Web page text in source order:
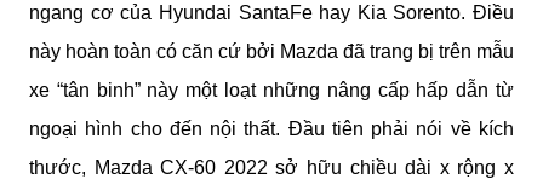
ngang cơ của Hyundai SantaFe hay Kia Sorento. Điều
này hoàn toàn có căn cứ bởi Mazda đã trang bị trên mẫu
xe “tân binh” này một loạt những nâng cấp hấp dẫn từ
ngoại hình cho đến nội thất. Đầu tiên phải nói về kích
thước, Mazda CX-60 2022 sở hữu chiều dài x rộng x